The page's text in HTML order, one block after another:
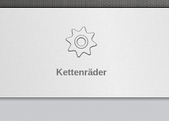
Kettenräder